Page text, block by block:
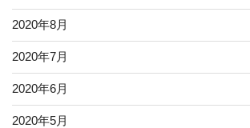
2020年8月
2020年7月
2020年6月
2020年5月